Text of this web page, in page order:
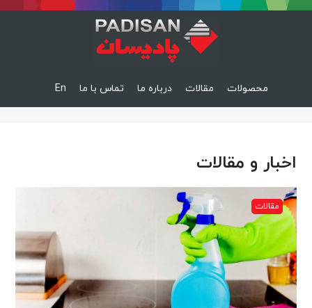
محصولات مقالات درباره ما تماس با ما En
اخبار و مقالات
مقالات